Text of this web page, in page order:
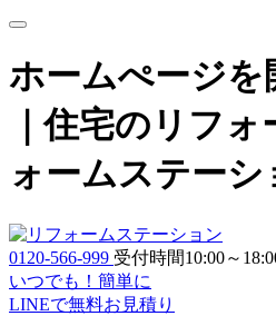
ホームぺージを
｜住宅のリフォ
ォームステーシ
0120-566-999 受付時間10:00～
いつでも！簡単に
LINEで無料お見積り